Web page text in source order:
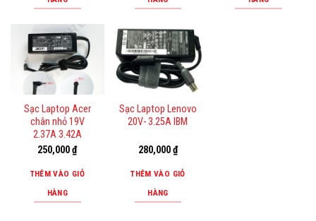
Sạc Laptop Acer
chân nhỏ 19V
2.37A 3.42A
250,000₫
THÊM VÀO GIỎ
HÀNG
Sạc Laptop Lenovo
20V- 3.25A IBM
280,000₫
THÊM VÀO GIỎ
HÀNG